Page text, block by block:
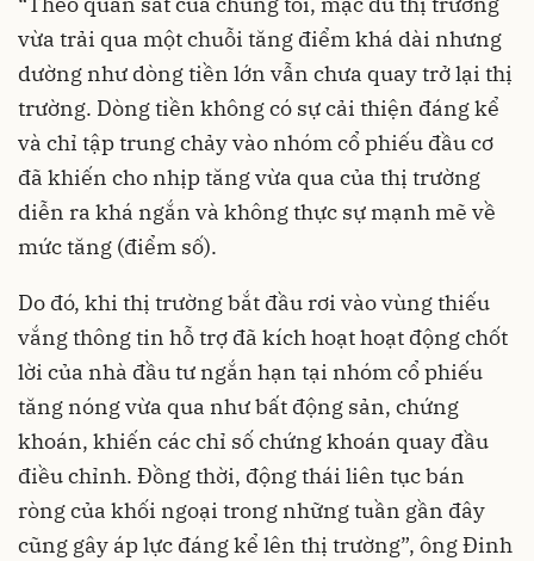
vừa trải qua một chuỗi tăng điểm khá dài nhưng
dường như dòng tiền lớn vẫn chưa quay trở lại thị
trường. Dòng tiền không có sự cải thiện đáng kể
và chỉ tập trung chảy vào nhóm cổ phiếu đầu cơ
đã khiến cho nhịp tăng vừa qua của thị trường
diễn ra khá ngắn và không thực sự mạnh mẽ về
mức tăng (điểm số).
Do đó, khi thị trường bắt đầu rơi vào vùng thiếu
vắng thông tin hỗ trợ đã kích hoạt hoạt động chốt
lời của nhà đầu tư ngắn hạn tại nhóm cổ phiếu
tăng nóng vừa qua như bất động sản, chứng
khoán, khiến các chỉ số chứng khoán quay đầu
điều chỉnh. Đồng thời, động thái liên tục bán
ròng của khối ngoại trong những tuần gần đây
cũng gây áp lực đáng kể lên thị trường”, ông Đinh